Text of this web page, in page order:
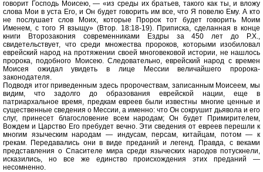
говорит Господь Моисею, — «из среды их братьев, такого как ты, и вложу
слова Мои в уста Его, и Он будет говорить им все, что Я повелю Ему. А кто
не послушает слов Моих, которые Пророк тот будет говорить Моим
Именем, с того Я взыщу» (Втор. 18:18-19). Приписка, сделанная в конце
книги Второзакония современниками Ездры за 450 лет до Р.Х.,
свидетельствует, что среди множества пророков, которыми изобиловал
еврейский народ на протяжении своей многовековой истории, не нашлось
пророка, подобного Моисею. Следовательно, еврейский народ с времен
Моисея ожидал увидеть в лице Мессии величайшего пророка-
законодателя.
Подводя итог приведенным здесь пророчествам, записанным Моисеем, мы
видим, что задолго до образования еврейской нации, еще в
патриархальное время, предкам евреев были известны многие ценные и
существенные сведения о Мессии, а именно: что Он сокрушит дьявола и его
слуг, принесет благословение всем народам; Он будет Примирителем,
Вождем и Царство Его пребудет вечно. Эти сведения от евреев перешли к
многим языческим народам — индусам, персам, китайцам, потом — к
грекам. Передавались они в виде преданий и легенд. Правда, с веками
представления о Спасителе мира среди языческих народов потускнели,
исказились, но все же единство происхождения этих преданий —
несомненно.